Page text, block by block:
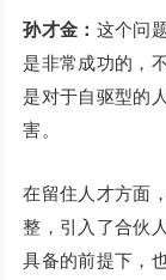
孙才金： 这个问
是非常成功的，
是对于自驱型的
害。
在留住人才方面
整，引入了合伙
具备的前提下，